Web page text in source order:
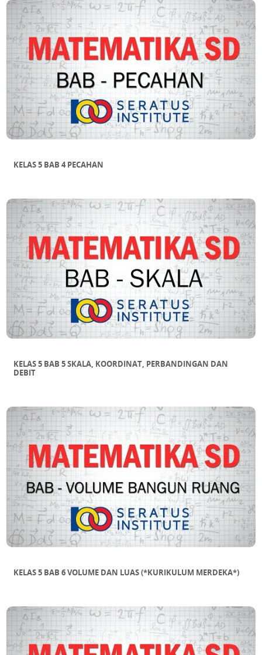
KELAS 5 BAB 4 PECAHAN
KELAS 5 BAB 5 SKALA, KOORDINAT, PERBANDINGAN DAN
DEBIT
KELAS 5 BAB 6 VOLUME DAN LUAS (*KURIKULUM MERDEKA*)